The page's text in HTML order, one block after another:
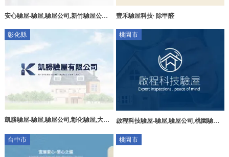
安心驗屋-驗屋,驗屋公司,新竹驗屋公司,
豐禾驗屋科技∙ 除甲醛
彰化縣
凱勝驗屋-驗屋,驗屋公司,彰化驗屋,大村
桃園市
啟程科技驗屋-驗屋,驗屋公司,桃園驗屋,
台中市
桃園市